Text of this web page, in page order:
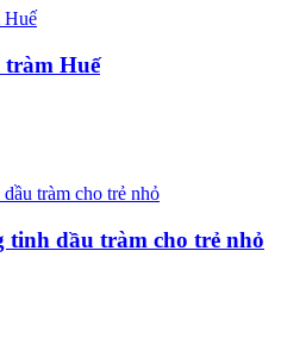
tràm Huế
tinh dầu tràm cho trẻ nhỏ